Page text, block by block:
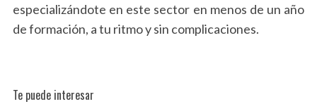
especializándote en este sector en menos de un año
de formación, a tu ritmo y sin complicaciones.
Te puede interesar
e
a
f